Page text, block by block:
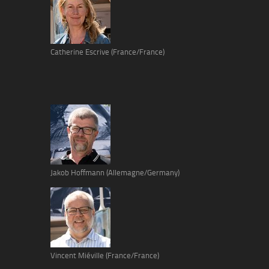
Catherine Escrive (France/France)
Jakob Hoffmann (Allemagne/Germany)
Vincent Miéville (France/France)